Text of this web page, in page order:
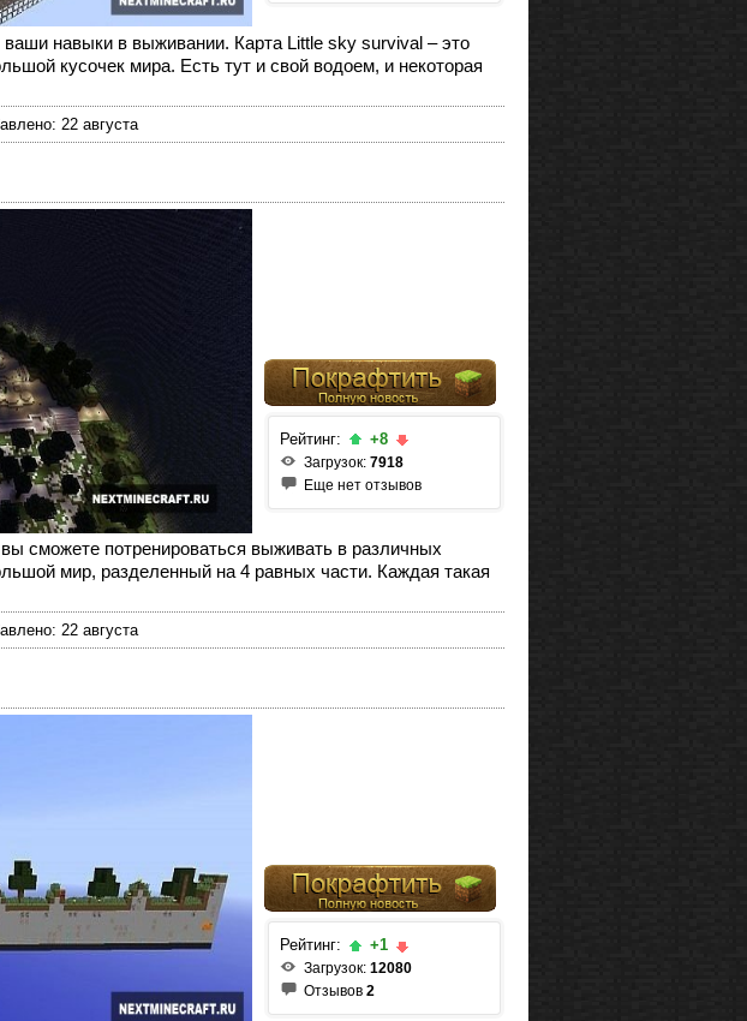
навыки в выживании. Карта Little sky survival – это
кусочек мира. Есть тут и свой водоем, и некоторая
22 августа
Рейтинг: +8
Загрузок: 7918
Еще нет отзывов
сможете потренироваться выживать в различных
мир, разделенный на 4 равных части. Каждая такая
22 августа
Рейтинг: +1
Загрузок: 12080
Отзывов 2